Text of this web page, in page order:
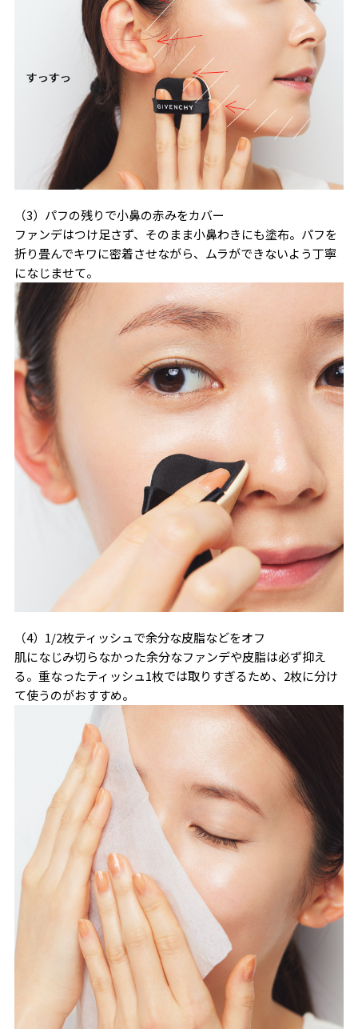
（3）パフの残りで小鼻の赤みをカバー
ファンデはつけ足さず、そのまま小鼻わきにも塗布。パフを
折り畳んでキワに密着させながら、ムラができないよう丁寧
になじませて。
（4）1/2枚ティッシュで余分な皮脂などをオフ
肌になじみ切らなかった余分なファンデや皮脂は必ず抑え
る。重なったティッシュ1枚では取りすぎるため、2枚に分け
て使うのがおすすめ。